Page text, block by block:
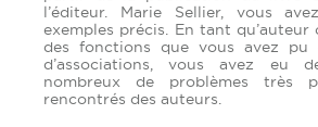
l’éditeur. Marie Sellier, vous
exemples précis. En tant qu’auteur
des fonctions que vous avez pu
d’associations, vous avez eu
nombreux de problèmes très
rencontrés des auteurs.